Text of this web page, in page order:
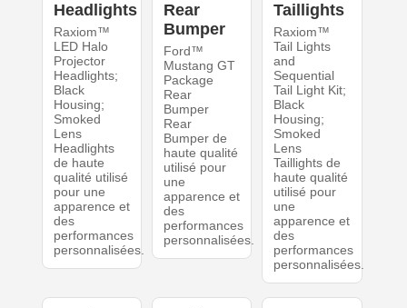
Headlights
Raxiom™
LED Halo
Projector
Headlights;
Black
Housing;
Smoked
Lens
Headlights
de haute
qualité utilisé
pour une
apparence et
des
performances
personnalisées.
Rear
Bumper
Ford™
Mustang GT
Package
Rear
Bumper
Rear
Bumper de
haute qualité
utilisé pour
une
apparence et
des
performances
personnalisées.
Taillights
Raxiom™
Tail Lights
and
Sequential
Tail Light Kit;
Black
Housing;
Smoked
Lens
Taillights de
haute qualité
utilisé pour
une
apparence et
des
performances
personnalisées.